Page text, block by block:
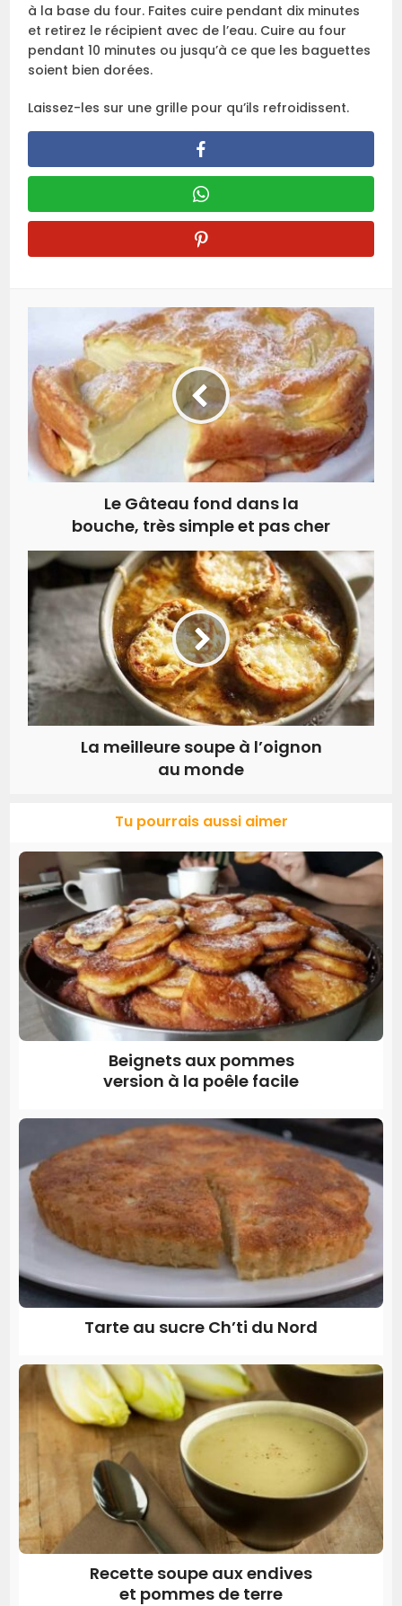
à la base du four. Faites cuire pendant dix minutes
et retirez le récipient avec de l’eau. Cuire au four
pendant 10 minutes ou jusqu’à ce que les baguettes
soient bien dorées.
Laissez-les sur une grille pour qu’ils refroidissent.
Le Gâteau fond dans la
bouche, très simple et pas cher
La meilleure soupe à l’oignon
au monde
Tu pourrais aussi aimer
Beignets aux pommes
version à la poêle facile
Tarte au sucre Ch’ti du Nord
Recette soupe aux endives
et pommes de terre